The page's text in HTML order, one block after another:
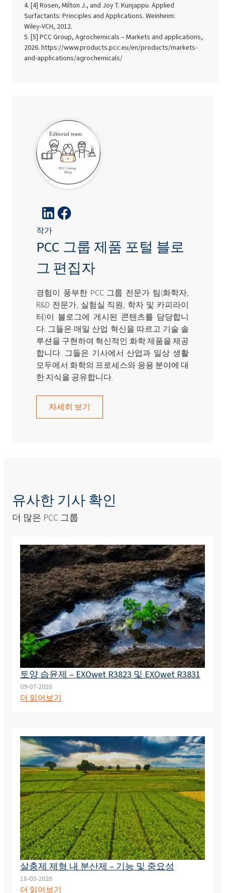
[4] Rosen, Milton J., and Joy T. Kunjappu. Applied
Surfactants: Principles and Applications. Weinheim:
Wiley‑VCH, 2012.
[5] PCC Group, Agrochemicals – Markets and applications,
2026. https://www.products.pcc.eu/en/products/markets-
and-applications/agrochemicals/
작가
PCC 그룹 제품 포털 블로
그 편집자
경험이 풍부한 PCC 그룹 전문가 팀(화학자,
R&D 전문가, 실험실 직원, 학자 및 카피라이
터)이 블로그에 게시된 콘텐츠를 담당합니
다. 그들은 매일 산업 혁신을 따르고 기술 솔
루션을 구현하여 혁신적인 화학 제품을 제공
합니다. 그들은 기사에서 산업과 일상 생활
모두에서 화학의 프로세스와 응용 분야에 대
한 지식을 공유합니다.
자세히 보기
유사한 기사 확인
더 많은 PCC 그룹
토양 습윤제 – EXOwet R3823 및 EXOwet R3831
09-07-2026
더 읽어보기
살충제 제형 내 분산제 – 기능 및 중요성
18-03-2026
더 읽어보기